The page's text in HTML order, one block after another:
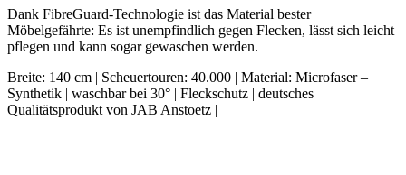
Dank FibreGuard-Technologie ist das Material bester
Möbelgefährte: Es ist unempfindlich gegen Flecken, lässt sich leicht
pflegen und kann sogar gewaschen werden.
Breite: 140 cm | Scheuertouren: 40.000 | Material: Microfaser –
Synthetik | waschbar bei 30° | Fleckschutz | deutsches
Qualitätsprodukt von JAB Anstoetz |